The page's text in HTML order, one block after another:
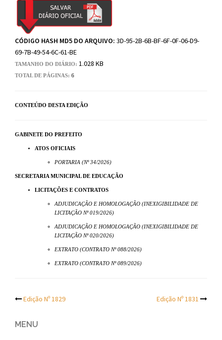
CÓDIGO HASH MD5 DO ARQUIVO: 3D-95-2B-6B-BF-6F-0F-06-D9-
69-7B-49-54-6C-61-BE
TAMANHO DO DIÁRIO: 1.028 KB
TOTAL DE PÁGINAS: 6
CONTEÚDO DESTA EDIÇÃO
GABINETE DO PREFEITO
ATOS OFICIAIS
PORTARIA (Nº 34/2026)
SECRETARIA MUNICIPAL DE EDUCAÇÃO
LICITAÇÕES E CONTRATOS
ADJUDICAÇÃO E HOMOLOGAÇÃO (INEXIGIBILIDADE DE
LICITAÇÃO Nº 019/2026)
ADJUDICAÇÃO E HOMOLOGAÇÃO (INEXIGIBILIDADE DE
LICITAÇÃO Nº 020/2026)
EXTRATO (CONTRATO Nº 088/2026)
EXTRATO (CONTRATO Nº 089/2026)
Post
navigation
Edição Nº 1829 Edição Nº 1831
MENU